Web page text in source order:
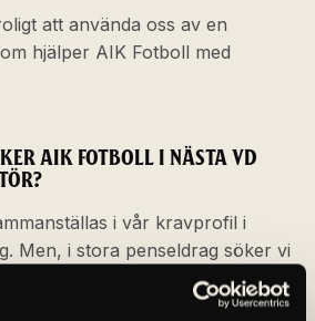
att använda oss av en
hjälper AIK Fotboll med
AIK FOTBOLL I NÄSTA VD
i vår kravprofil i
Men, i stora penseldrag söker vi
som kan kombinera långsiktig
operativ genomförandekraft,